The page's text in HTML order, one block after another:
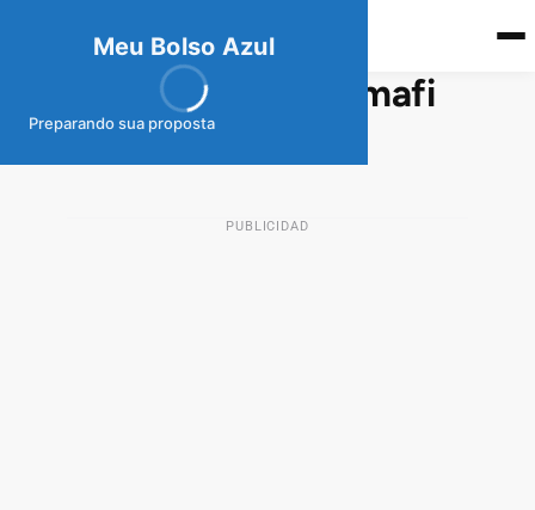
Meu Bolso Azul
Preparando sua proposta
meubolso Azul
Préstamo Clásico Comafi
PUBLICIDAD